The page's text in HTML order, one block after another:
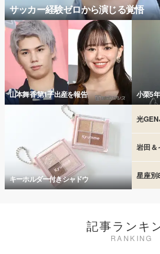
サッカー経験ゼロから演じる覚悟
山本舞香 第1子出産を報告 小栗5
キーホルダー付きシャドウ
光
岩田＆
星座別
記事ランキ
RANKING